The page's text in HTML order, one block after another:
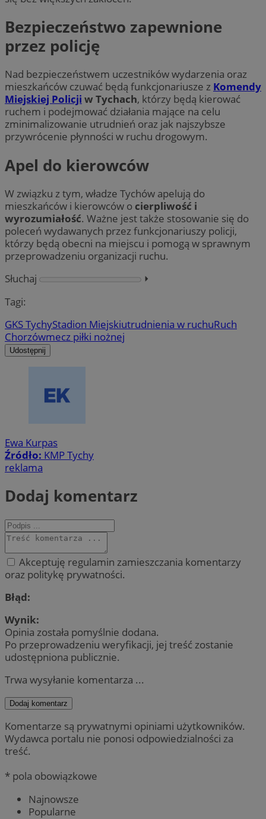
Bezpieczeństwo zapewnione
przez policję
Nad bezpieczeństwem uczestników wydarzenia oraz
mieszkańców czuwać będą funkcjonariusze z Komendy
Miejskiej Policji w Tychach, którzy będą kierować
ruchem i podejmować działania mające na celu
zminimalizowanie utrudnień oraz jak najszybsze
przywrócenie płynności w ruchu drogowym.
Apel do kierowców
W związku z tym, władze Tychów apelują do
mieszkańców i kierowców o cierpliwość i
wyrozumiałość. Ważne jest także stosowanie się do
poleceń wydawanych przez funkcjonariuszy policji,
którzy będą obecni na miejscu i pomogą w sprawnym
przeprowadzeniu organizacji ruchu.
Słuchaj
⏵︎
Tagi:
GKS TychyStadion Miejskiutrudnienia w ruchuRuch
Chorzówmecz piłki nożnej
Udostępnij
Ewa Kurpas
Źródło: KMP Tychy
reklama
Dodaj komentarz
Akceptuję regulamin zamieszczania komentarzy
oraz politykę prywatności.
Błąd:
Wynik:
Opinia została pomyślnie dodana.
Po przeprowadzeniu weryfikacji, jej treść zostanie
udostępniona publicznie.
Trwa wysyłanie komentarza ...
Dodaj komentarz
Komentarze są prywatnymi opiniami użytkowników.
Wydawca portalu nie ponosi odpowiedzialności za
treść.
* pola obowiązkowe
Najnowsze
Popularne